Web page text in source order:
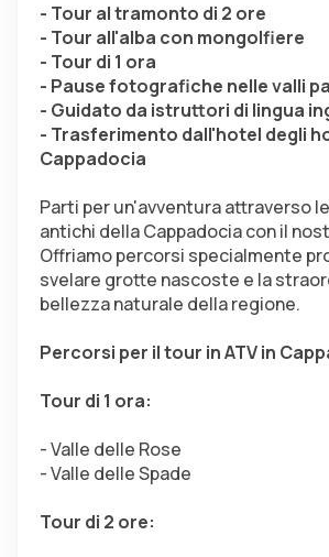
- Tour al tramonto di 2 ore
- Tour all'alba con mongolfiere
- Tour di 1 ora
- Pause fotografiche nelle valli
- Guidato da istruttori di lingua
- Trasferimento dall'hotel degli
Cappadocia
Parti per un'avventura attraverso
antichi della Cappadocia con il
Offriamo percorsi specialmente
svelare grotte nascoste e la
bellezza naturale della regione.
Percorsi per il tour in ATV in
Tour di 1 ora:
- Valle delle Rose
- Valle delle Spade
Tour di 2 ore: